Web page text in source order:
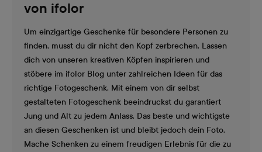
von ifolor
Um einzigartige Geschenke für besondere Personen zu
finden, musst du dir nicht den Kopf zerbrechen. Lassen
dich von unseren kreativen Köpfen inspirieren und
stöbere im ifolor Blog unter zahlreichen Ideen für das
richtige Fotogeschenk. Mit einem von dir selbst
gestalteten Fotogeschenk beeindruckst du garantiert
Jung und Alt zu jedem Anlass. Das beste und wichtigste
an diesen Geschenken ist und bleibt jedoch dein Foto.
Mache Schenken zu einem freudigen Erlebnis für die zu